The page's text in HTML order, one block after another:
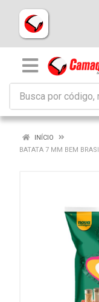
INÍCIO
BATATA 7 MM BEM